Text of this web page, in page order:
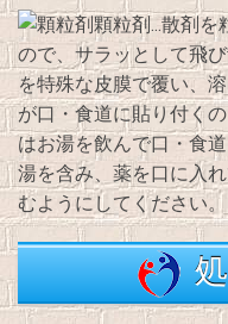
顆粒剤…散剤を
ので、サラッとして飛
を特殊な皮膜で覆い、
が口・食道に貼り付く
はお湯を飲んで口・食
湯を含み、薬を口に入
むようにしてください。
処